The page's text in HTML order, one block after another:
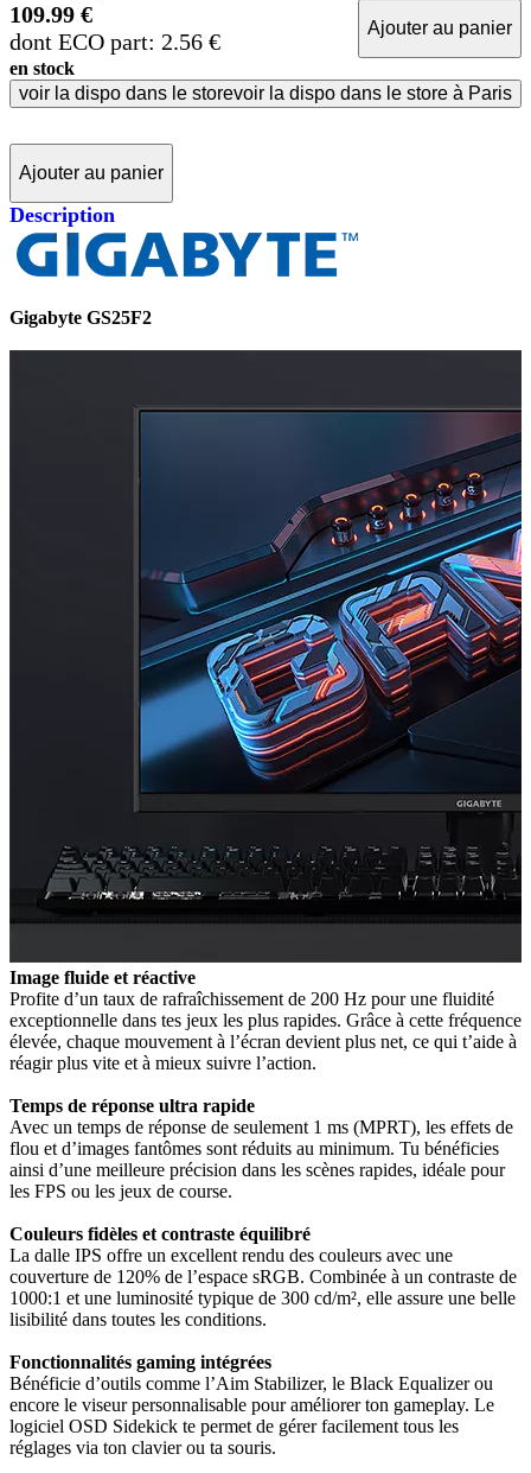
109.99 €
dont ECO part: 2.56 €
Ajouter au panier
en stock
voir la dispo dans le storevoir la dispo dans le store à Paris
Ajouter au panier
Description
Gigabyte GS25F2
Image fluide et réactive
Profite d’un taux de rafraîchissement de 200 Hz pour une fluidité
exceptionnelle dans tes jeux les plus rapides. Grâce à cette fréquence
élevée, chaque mouvement à l’écran devient plus net, ce qui t’aide à
réagir plus vite et à mieux suivre l’action.
Temps de réponse ultra rapide
Avec un temps de réponse de seulement 1 ms (MPRT), les effets de
flou et d’images fantômes sont réduits au minimum. Tu bénéficies
ainsi d’une meilleure précision dans les scènes rapides, idéale pour
les FPS ou les jeux de course.
Couleurs fidèles et contraste équilibré
La dalle IPS offre un excellent rendu des couleurs avec une
couverture de 120% de l’espace sRGB. Combinée à un contraste de
1000:1 et une luminosité typique de 300 cd/m², elle assure une belle
lisibilité dans toutes les conditions.
Fonctionnalités gaming intégrées
Bénéficie d’outils comme l’Aim Stabilizer, le Black Equalizer ou
encore le viseur personnalisable pour améliorer ton gameplay. Le
logiciel OSD Sidekick te permet de gérer facilement tous les
réglages via ton clavier ou ta souris.